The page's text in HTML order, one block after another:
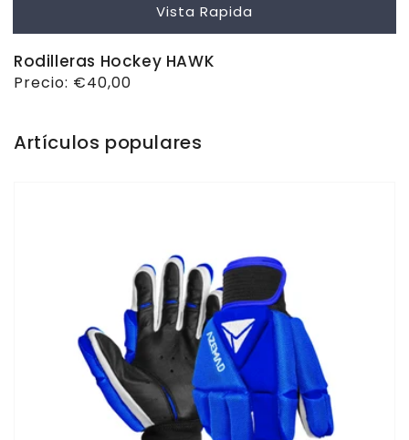
Vista Rapida
Rodilleras Hockey HAWK
Precio
Precio: €40,00
Artículos populares